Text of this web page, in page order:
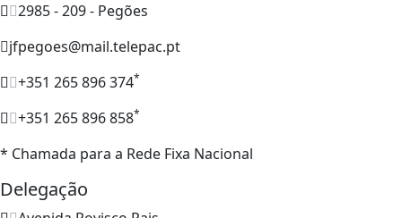
2985 - 209 - Pegões
jfpegoes@mail.telepac.pt
+351 265 896 374*
+351 265 896 858*
* Chamada para a Rede Fixa Nacional
Delegação